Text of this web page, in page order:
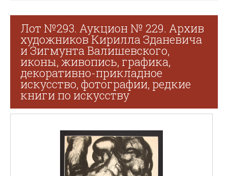
Лот №293. Аукцион № 229. Архив
художников Кирилла Зданевича
и Зигмунта Валишевского,
иконы, живопись, графика,
декоративно-прикладное
искусство, фотографии, редкие
книги по искусству